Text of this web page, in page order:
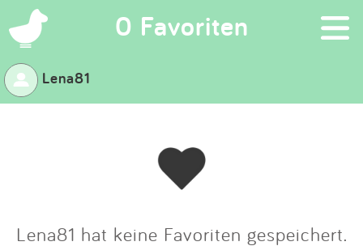
0 Favoriten ×
Suchen
Eintragen
App
Blog
Lena81
Lena81 hat keine Favoriten gespeichert.